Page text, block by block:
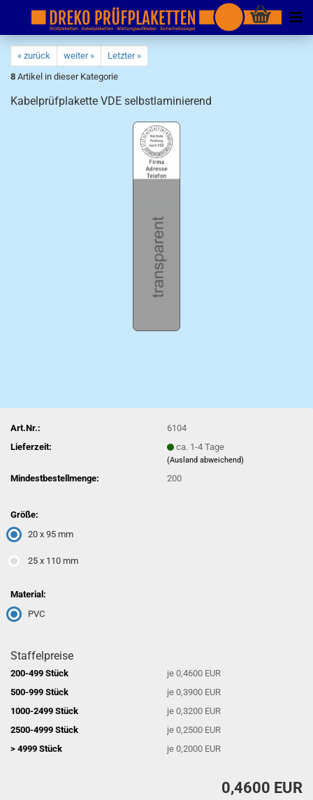
« zurück weiter »
Letzter »
8 Artikel in dieser Kategorie
Kabelprüfplakette VDE selbstlaminierend
Art.Nr.:
6104
Lieferzeit:
ca. 1-4 Tage
(Ausland abweichend)
Mindestbestellmenge: 200
Größe:
20 x 95 mm
25 x 110 mm
Material:
PVC
Staffelpreise
200-499 Stück
je 0,4600 EUR
500-999 Stück
je 0,3900 EUR
1000-2499 Stück
je 0,3200 EUR
2500-4999 Stück
je 0,2500 EUR
> 4999 Stück
je 0,2000 EUR
0,4600 EUR